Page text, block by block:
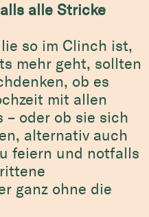
alle Stricke
so im Clinch ist,
mehr geht, sollten
ob es
mit allen
– oder ob sie sich
alternativ auch
feiern und notfalls
ganz ohne die